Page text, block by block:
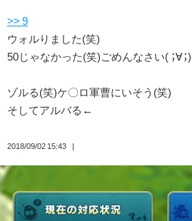
>> 9
ウォルりました(笑)
50じゃなかった(笑)ごめんなさい( ；∀；)
ゾルる(笑)ケ〇ロ軍曹にいそう(笑)
そしてアルバる←
2018/09/02 15:43